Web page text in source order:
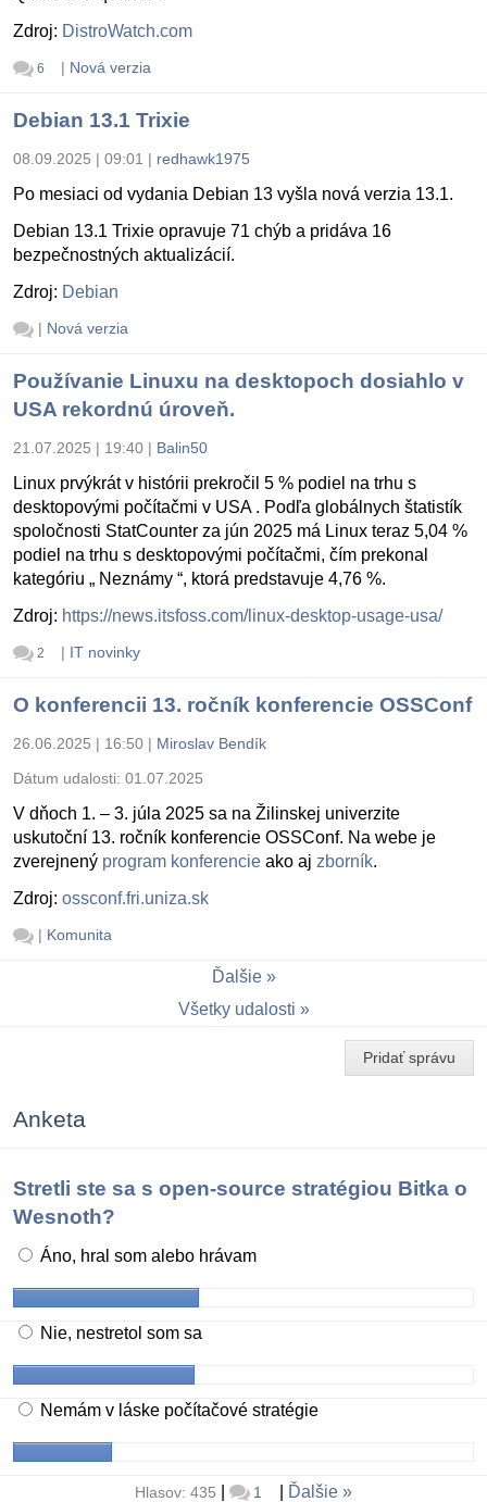
Zdroj: DistroWatch.com
6 | Nová verzia
Debian 13.1 Trixie
08.09.2025 | 09:01 | redhawk1975
Po mesiaci od vydania Debian 13 vyšla nová verzia 13.1.
Debian 13.1 Trixie opravuje 71 chýb a pridáva 16
bezpečnostných aktualizácií.
Zdroj: Debian
| Nová verzia
Používanie Linuxu na desktopoch dosiahlo v
USA rekordnú úroveň.
21.07.2025 | 19:40 | Balin50
Linux prvýkrát v histórii prekročil 5 % podiel na trhu s
desktopovými počítačmi v USA . Podľa globálnych štatistík
spoločnosti StatCounter za jún 2025 má Linux teraz 5,04 %
podiel na trhu s desktopovými počítačmi, čím prekonal
kategóriu „ Neznámy “, ktorá predstavuje 4,76 %.
Zdroj: https://news.itsfoss.com/linux-desktop-usage-usa/
2 | IT novinky
O konferencii 13. ročník konferencie OSSConf
26.06.2025 | 16:50 | Miroslav Bendík
Dátum udalosti: 01.07.2025
V dňoch 1. – 3. júla 2025 sa na Žilinskej univerzite
uskutoční 13. ročník konferencie OSSConf. Na webe je
zverejnený program konferencie ako aj zborník.
Zdroj: ossconf.fri.uniza.sk
| Komunita
Ďalšie
Všetky udalosti
Pridať správu
Anketa
Stretli ste sa s open-source stratégiou Bitka o
Wesnoth?
Áno, hral som alebo hrávam
Nie, nestretol som sa
Nemám v láske počítačové stratégie
Hlasov: 435 1 Ďalšie